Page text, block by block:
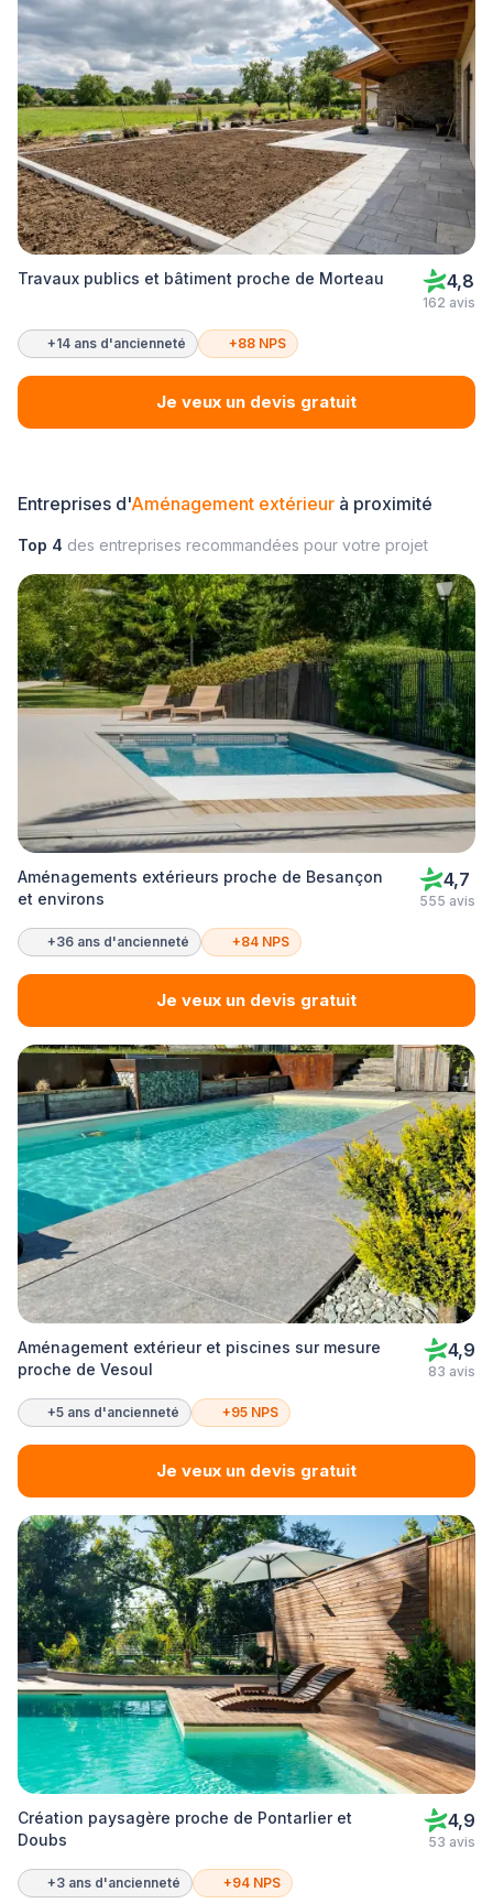
Travaux publics et bâtiment proche de Morteau 4,8
162 avis
+14 ans d'ancienneté +88 NPS
Je veux un devis gratuit
Entreprises d'Aménagement extérieur à proximité
Top 4 des entreprises recommandées pour votre projet
Aménagements extérieurs proche de Besançon
et environs
4,7
555 avis
+36 ans d'ancienneté +84 NPS
Je veux un devis gratuit
Aménagement extérieur et piscines sur mesure
proche de Vesoul
4,9
83 avis
+5 ans d'ancienneté +95 NPS
Je veux un devis gratuit
Création paysagère proche de Pontarlier et
Doubs
4,9
53 avis
+3 ans d'ancienneté +94 NPS